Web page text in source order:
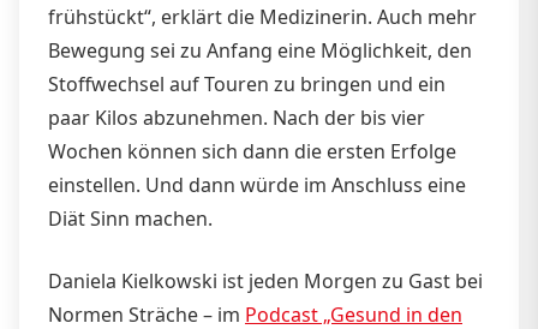
frühstückt“, erklärt die Medizinerin. Auch mehr
Bewegung sei zu Anfang eine Möglichkeit, den
Stoffwechsel auf Touren zu bringen und ein
paar Kilos abzunehmen. Nach der bis vier
Wochen können sich dann die ersten Erfolge
einstellen. Und dann würde im Anschluss eine
Diät Sinn machen.
Daniela Kielkowski ist jeden Morgen zu Gast bei
Normen Sträche – im Podcast „Gesund in den